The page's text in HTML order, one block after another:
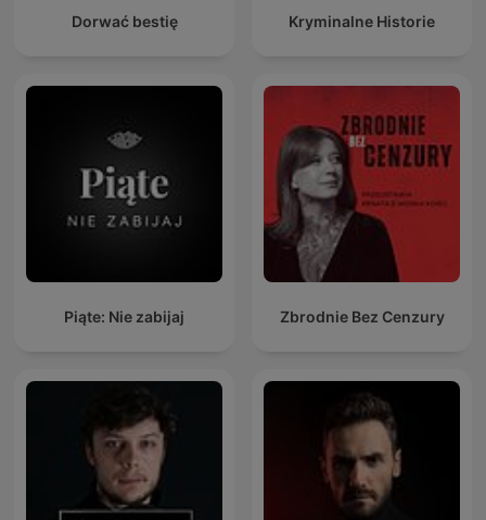
Dorwać bestię Kryminalne Historie
Piąte: Nie zabijaj Zbrodnie Bez Cenzury